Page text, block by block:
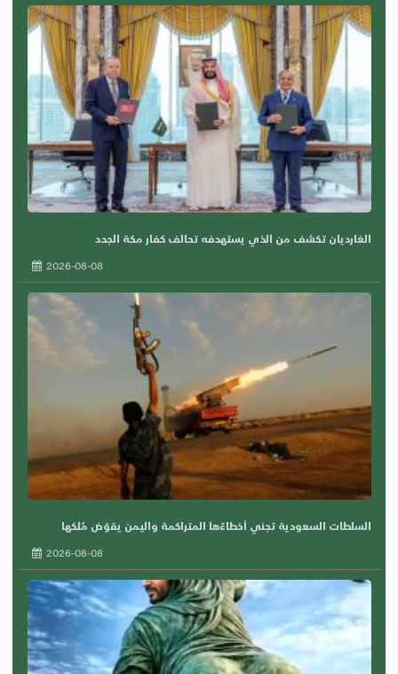
الغارديان تكشف من الذي يستهدفه تحالف كفار مكة الجدد
2026-08-08
السلطات السعودية تجني أخطاءًها المتراكمة واليمن يقوّض مُلكها
2026-08-08